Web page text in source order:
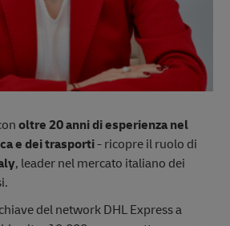
oltre 20 anni di esperienza nel
e dei trasporti- ricopre il ruolo di
, leader nel mercato italiano dei
del network DHL Express a